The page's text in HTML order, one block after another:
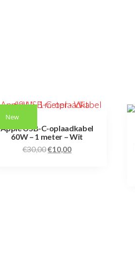
New
Apple USB-C-oplaadkabel
60W – 1 meter – Wit
€30,00€10,00